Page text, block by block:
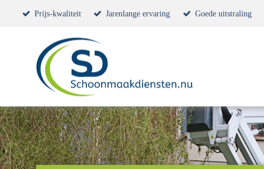
Prijs-kwaliteit Jarenlange ervaring Goede uitstraling